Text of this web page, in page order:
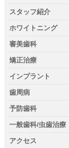
スタッフ紹介
ホワイトニング
審美歯科
矯正治療
インプラント
歯周病
予防歯科
一般歯科/虫歯治療
アクセス